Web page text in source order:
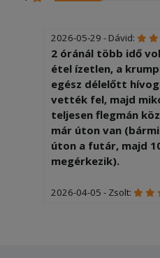
2026-05-29 - Dávid:
2 óránál több idő
étel ízetlen, a
egész délelőtt
vették fel, majd
teljesen flegmán
már úton van
úton a futár, majd
megérkezik).
2026-04-05 - Zsolt: